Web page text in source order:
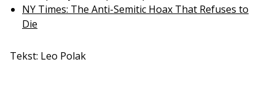
NY Times: The Anti-Semitic Hoax That Refuses to
Die
Tekst: Leo Polak